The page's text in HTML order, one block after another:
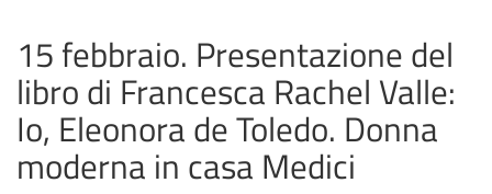
15 febbraio. Presentazione del
libro di Francesca Rachel Valle:
Io, Eleonora de Toledo. Donna
moderna in casa Medici